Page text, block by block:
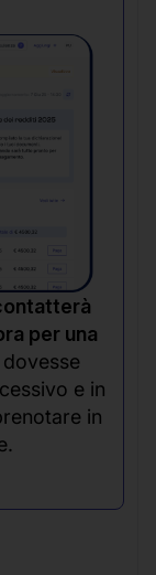
per una
e in
in